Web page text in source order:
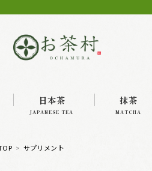
日本茶
JAPANESE TEA
抹茶
MATCHA
サプリメント